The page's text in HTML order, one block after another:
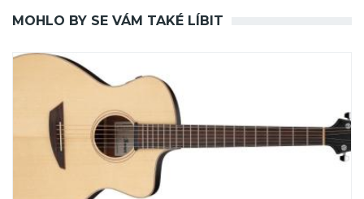
MOHLO BY SE VÁM TAKÉ LÍBIT